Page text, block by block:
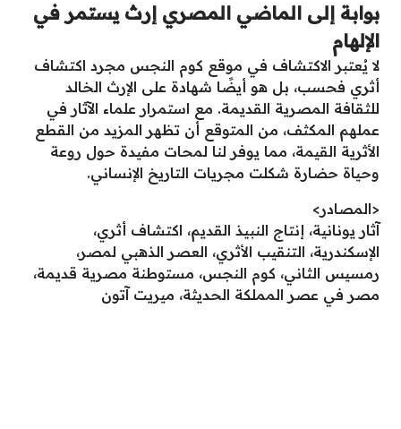
بوابة إلى الماضي المصري إرث يستمر في
الإلهام
لا يُعتبر الاكتشاف في موقع كوم النجس مجرد اكتشاف
أثري فحسب، بل هو أيضًا شهادة على الإرث الخالد
للثقافة المصرية القديمة. مع استمرار علماء الآثار في
عملهم المكثف، من المتوقع أن تظهر المزيد من القطع
الأثرية القيمة، مما يوفر لنا لمحات مفيدة حول روعة
وحياة حضارة شكلت مجريات التاريخ الإنساني.
<المصادر>
آثار يونانية، إنتاج النبيذ القديم، اكتشاف أثري،
الإسكندرية، التنقيب الأثري، العصر الذهبي لمصر،
رمسيس الثاني، كوم النجس، مستوطنة مصرية قديمة،
مصر في عصر المملكة الحديثة، ميريت آتون